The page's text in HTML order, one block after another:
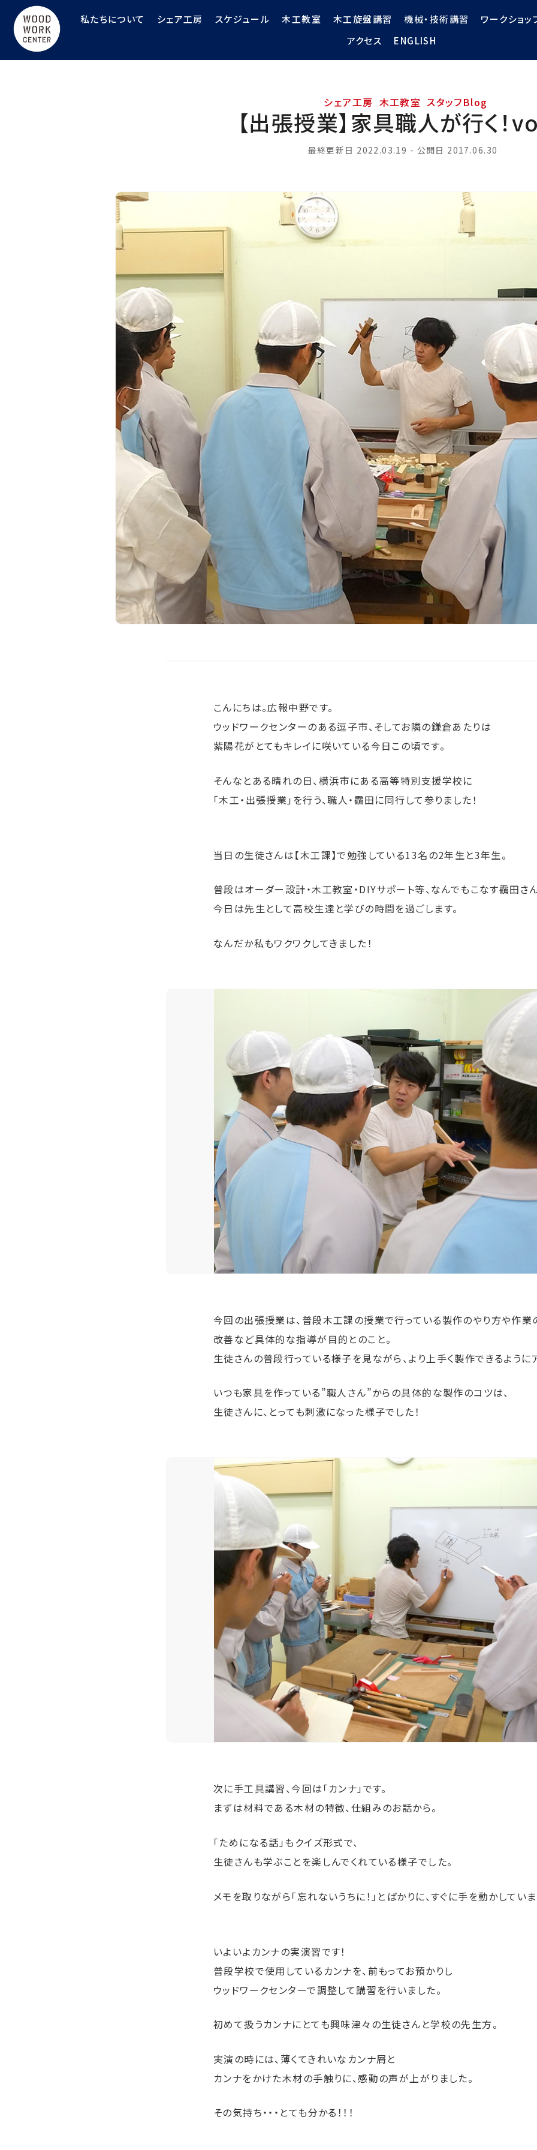
私たちについて シェア工房 スケジュール 木工教室 木工旋盤講習 機械・技術講習
ワークショッ
アクセス
ENGLISH
シェア工房 木工教室 スタッフBlog
【出張授業】家具職人が行く！
最終更新日 2022.03.19 - 公開日 2017.06.30
こんにちは。広報中野です。
ウッドワークセンターのある逗子市、そしてお隣の鎌倉あたりは
紫陽花がとてもキレイに咲いている今日この頃です。
そんなとある晴れの日、横浜市にある高等特別支援学校に
「木工・出張授業」を行う、職人・靍田に同行して参りました！
当日の生徒さんは【木工課】で勉強している13名の2年生と3年生。
普段はオーダー設計・木工教室・DIYサポート等、なんでもこなす靍田さ
今日は先生として高校生達と学びの時間を過ごします。
なんだか私もワクワクしてきました！
今回の出張授業は、普段木工課の授業で行っている製作のやり方や作業
改善など具体的な指導が目的とのこと。
生徒さんの普段行っている様子を見ながら、より上手く製作できるように
いつも家具を作っている”職人さん”からの具体的な製作のコツは、
生徒さんに、とっても刺激になった様子でした！
次に手工具講習、今回は「カンナ」です。
まずは材料である木材の特徴、仕組みのお話から。
「ためになる話」もクイズ形式で、
生徒さんも学ぶことを楽しんでくれている様子でした。
メモを取りながら「忘れないうちに！」とばかりに、すぐに手を動かしてい
いよいよカンナの実演習です！
普段学校で使用しているカンナを、前もってお預かりし
ウッドワークセンターで調整して講習を行いました。
初めて扱うカンナにとても興味津々の生徒さんと学校の先生方。
実演の時には、薄くてきれいなカンナ屑と
カンナをかけた木材の手触りに、感動の声が上がりました。
その気持ち・・・とても分かる！！！